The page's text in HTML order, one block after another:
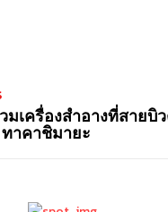
มเครื่องสำอางที่สายบิ
าคาชิมายะ